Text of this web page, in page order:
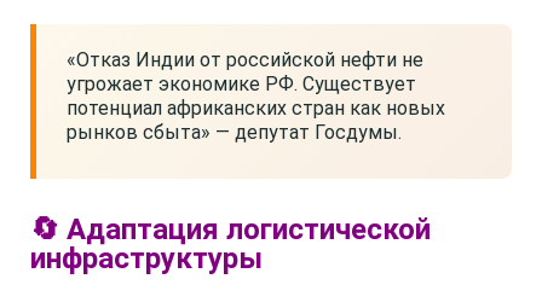
«Отказ Индии от российской нефти не
угрожает экономике РФ. Существует
потенциал африканских стран как новых
рынков сбыта» — депутат Госдумы.
🔄 Адаптация логистической
инфраструктуры